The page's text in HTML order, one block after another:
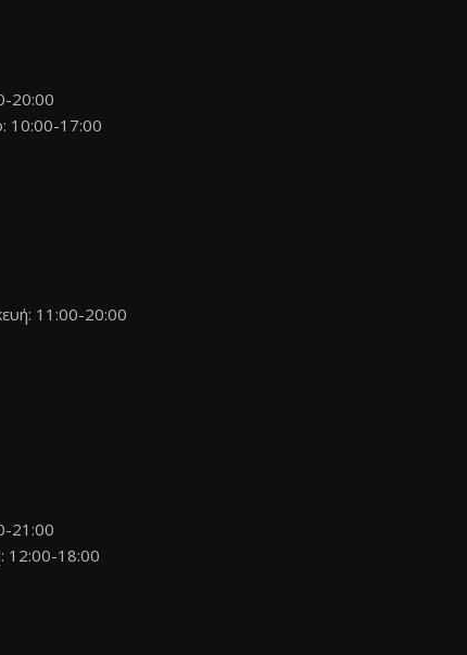
20:00
10:00-17:00
11:00-20:00
21:00
12:00-18:00